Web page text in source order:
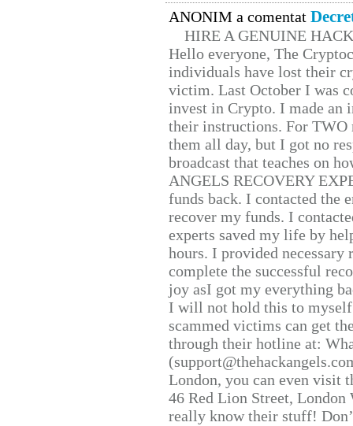
ANONIM a comentat
HIRE A GENUINE
Hello everyone, The
individuals have lost their
victim. Last October I was
invest in Crypto. I made
their instructions. For TWO
them all day, but I got no
broadcast that teaches on
ANGELS RECOVERY
funds back. I contacted the
recover my funds. I
experts saved my life by
hours. I provided
complete the successful
joy asI got my everything
I will not hold this to
scammed victims can get
through their hotline at:
London, you can even visit
46 Red Lion Street, London
really know their stuff!